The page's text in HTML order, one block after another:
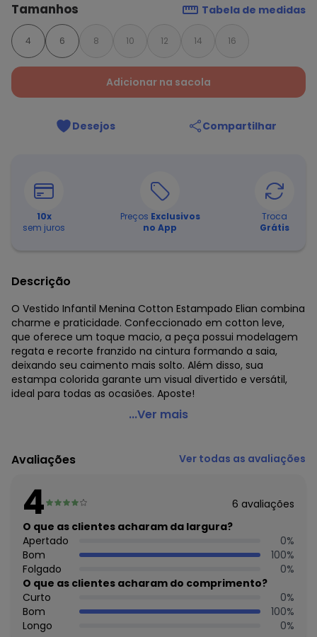
Tamanhos Tabela de medidas
4 6 8 10 12 14 16
Adicionar na sacola
Desejos Compartilhar
10x
sem juros
Preços Exclusivos
no App
Troca
Grátis
Descrição
O Vestido Infantil Menina Cotton Estampado Elian combina
charme e praticidade. Confeccionado em cotton leve,
que oferece um toque macio, a peça possui modelagem
regata e recorte franzido na cintura formando a saia,
deixando seu caimento mais solto. Além disso, sua
estampa colorida garante um visual divertido e versátil,
ideal para todas as ocasiões. Aposte!
Elian - Vestido Infantil Menina Cotton Estampado Bege
Modelagem: Ampla
Modelo: Confort
Comprimento: Curto
Decote Frente : Redondo
Fornecedor: ELIAN INDUSTRIA TEXTIL LTDA / CNPJ
82.698.085/0001-98
Feito: Brasil
Cuidados para conservação do produto: Lavagem a mão -
Não alvejar - Não secar em tambor - Secagem em varal -
Temperatura máxima da base do ferro a 110° C sem vapor
- Não limpar a seco
Observação: Estampado
...Ver mais
Avaliações Ver todas as avaliações
4 6 avaliações
O que as clientes acharam da largura?
Apertado
0%
Bom
100%
Folgado
0%
O que as clientes acharam do comprimento?
Curto
0%
Bom
100%
Longo
0%